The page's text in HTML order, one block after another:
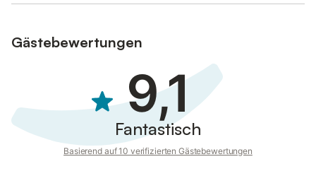
Gästebewertungen
9,1
Fantastisch
Basierend auf 10 verifizierten Gästebewertungen